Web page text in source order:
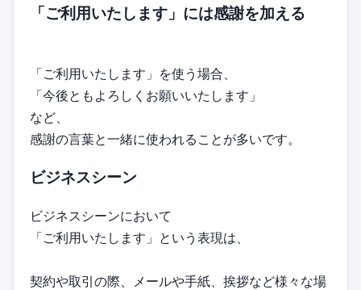
「ご利用いたします」には感謝を加える
「ご利用いたします」を使う場合、
「今後ともよろしくお願いいたします」
など、
感謝の言葉と一緒に使われることが多いです。
ビジネスシーン
ビジネスシーンにおいて
「ご利用いたします」という表現は、
契約や取引の際、メールや手紙、挨拶など様々な場